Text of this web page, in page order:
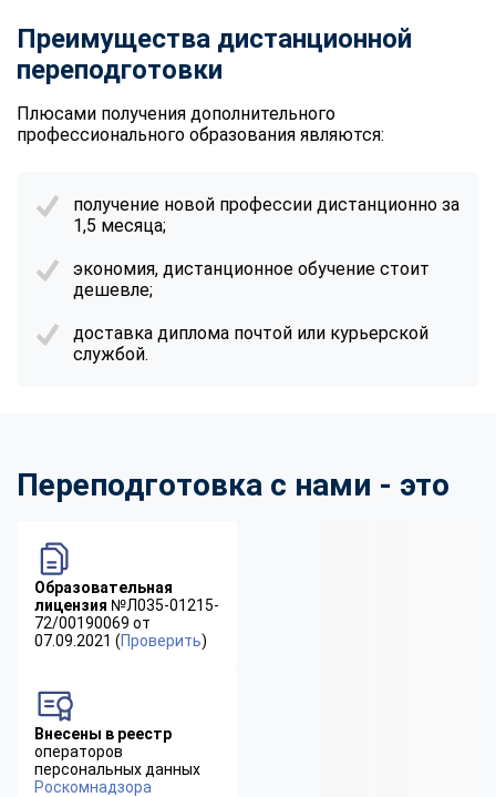
Преимущества дистанционной
переподготовки
Плюсами получения дополнительного
профессионального образования являются:
получение новой профессии дистанционно за
1,5 месяца;
экономия, дистанционное обучение стоит
дешевле;
доставка диплома почтой или курьерской
службой.
Переподготовка с нами - это
Образовательная
лицензия №Л035-01215-
72/00190069 от
07.09.2021 (Проверить)
Внесены в реестр
операторов
персональных данных
Роскомнадзора